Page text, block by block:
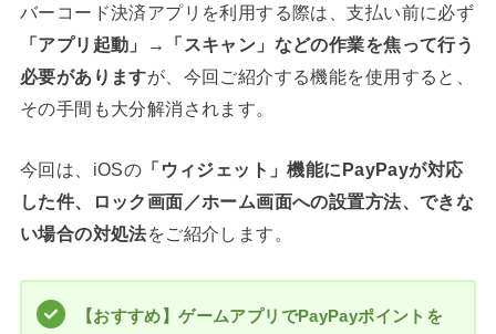
バーコード決済アプリを利用する際は、支払い前に必ず
「アプリ起動」→「スキャン」などの作業を焦って行う
必要がありますが、今回ご紹介する機能を使用すると、
その手間も大分解消されます。
今回は、iOSの 「ウィジェット」機能にPayPayが対応
した件、ロック画面／ホーム画面への設置方法、できな
い場合の対処法をご紹介します。
【おすすめ】ゲームアプリでPayPayポイントを